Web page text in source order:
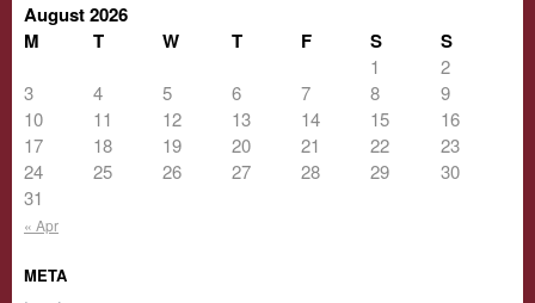
August 2026
M
T W T F S S
« Apr
1
2
3
4 5 6 7 8
9
10
11 12 13 14 15
16
17
18 19 20 21 22
23
24
25 26 27 28 29
30
31
META